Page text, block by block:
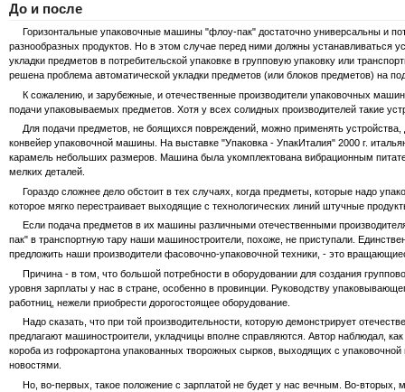
До и после
Горизонтальные упаковочные машины "флоу-пак" достаточно универсальны и
разнообразных продуктов. Но в этом случае перед ними должны устанавливаться
укладки предметов в потребительской упаковке в групповую упаковку или
решена проблема автоматической укладки предметов (или блоков предметов) на
К сожалению, и зарубежные, и отечественные производители упаковочных
подачи упаковываемых предметов. Хотя у всех солидных производителей такие
Для подачи предметов, не боящихся повреждений, можно применять устройства,
конвейер упаковочной машины. На выставке "Упаковка - УпакИталия" 2000 г.
карамель небольших размеров. Машина была укомплектована вибрационным
мелких деталей.
Гораздо сложнее дело обстоит в тех случаях, когда предметы, которые надо
которое мягко перестраивает выходящие с технологических линий штучные
Если подача предметов в их машины различными отечественными
пак" в транспортную тару наши машиностроители, похоже, не приступали.
предложить наши производители фасовочно-упаковочной техники, - это
Причина - в том, что большой потребности в оборудовании для создания
уровня зарплаты у нас в стране, особенно в провинции. Руководству
работниц, нежели приобрести дорогостоящее оборудование.
Надо сказать, что при той производительности, которую демонстрирует
предлагают машиностроители, укладчицы вполне справляются. Автор наблюдал,
короба из гофрокартона упакованных творожных сырков, выходящих с
новостями.
Но, во-первых, такое положение с зарплатой не будет у нас вечным. Во-вторых,